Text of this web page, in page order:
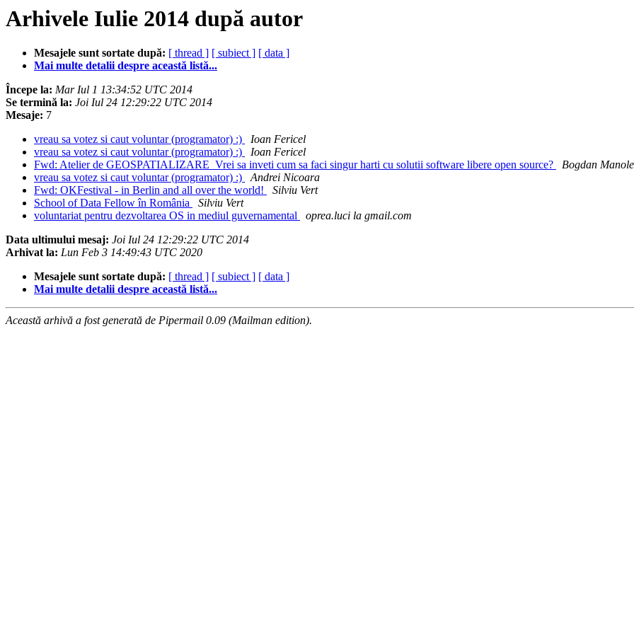
Arhivele Iulie 2014 după autor
Mesajele sunt sortate după: [ thread ] [ subiect ] [ data ]
Mai multe detalii despre această listă...
Începe la: Mar Iul 1 13:34:52 UTC 2014
Se termină la: Joi Iul 24 12:29:22 UTC 2014
Mesaje: 7
vreau sa votez si caut voluntar (programator) :)
Ioan Fericel
vreau sa votez si caut voluntar (programator) :)
Ioan Fericel
Fwd: Atelier de GEOSPATIALIZARE_Vrei sa inveti cum sa faci singur harti cu solutii software libere open source?
Bogdan
vreau sa votez si caut voluntar (programator) :)
Andrei Nicoara
Fwd: OKFestival - in Berlin and all over the world!
Silviu Vert
School of Data Fellow în România
Silviu Vert
voluntariat pentru dezvoltarea OS in mediul guvernamental
oprea.luci la gmail.com
Data ultimului mesaj: Joi Iul 24 12:29:22 UTC 2014
Arhivat la: Lun Feb 3 14:49:43 UTC 2020
Mesajele sunt sortate după: [ thread ] [ subiect ] [ data ]
Mai multe detalii despre această listă...
Această arhivă a fost generată de Pipermail 0.09 (Mailman edition).